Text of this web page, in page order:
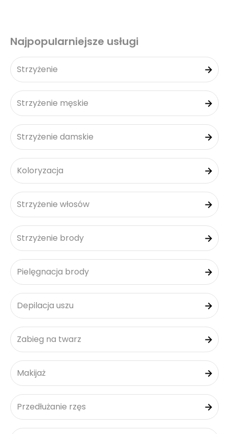
Najpopularniejsze usługi
Strzyżenie
Strzyżenie męskie
Strzyżenie damskie
Koloryzacja
Strzyżenie włosów
Strzyżenie brody
Pielęgnacja brody
Depilacja uszu
Zabieg na twarz
Makijaż
Przedłużanie rzęs